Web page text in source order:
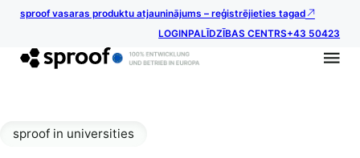
sproof vasaras produktu atjauninājums – reģistrējieties tagad
LOGINPALĪDZĪBAS CENTRS+43 50423
sproof in universities